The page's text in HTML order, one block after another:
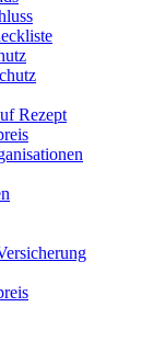
Rezept